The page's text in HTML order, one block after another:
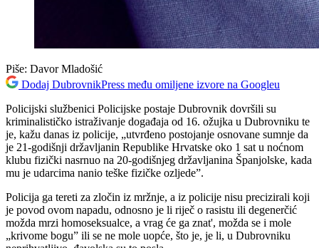
Piše: Davor Mladošić
Dodaj DubrovnikPress među omiljene izvore na Googleu
Policijski službenici Policijske postaje Dubrovnik dovršili su
kriminalističko istraživanje događaja od 16. ožujka u Dubrovniku te
je, kažu danas iz policije, „utvrđeno postojanje osnovane sumnje da
je 21-godišnji državljanin Republike Hrvatske oko 1 sat u noćnom
klubu fizički nasrnuo na 20-godišnjeg državljanina Španjolske, kada
mu je udarcima nanio teške fizičke ozljede”.
Policija ga tereti za zločin iz mržnje, a iz policije nisu precizirali koji
je povod ovom napadu, odnosno je li riječ o rasistu ili degenerčić
možda mrzi homoseksualce, a vrag će ga znat', možda se i mole
„krivome bogu” ili se ne mole uopće, što je, je li, u Dubrovniku